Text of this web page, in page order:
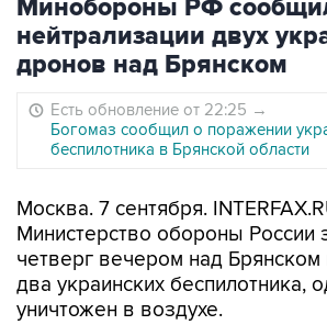
Минобороны РФ
нейтрализации двух
дронов над Брянском
Есть обновление от 22:25 →
Богомаз сообщил о поражении
беспилотника в Брянской области
Москва. 7 сентября.
Министерство обороны России
четверг вечером над
два украинских беспилотника,
уничтожен в воздухе.